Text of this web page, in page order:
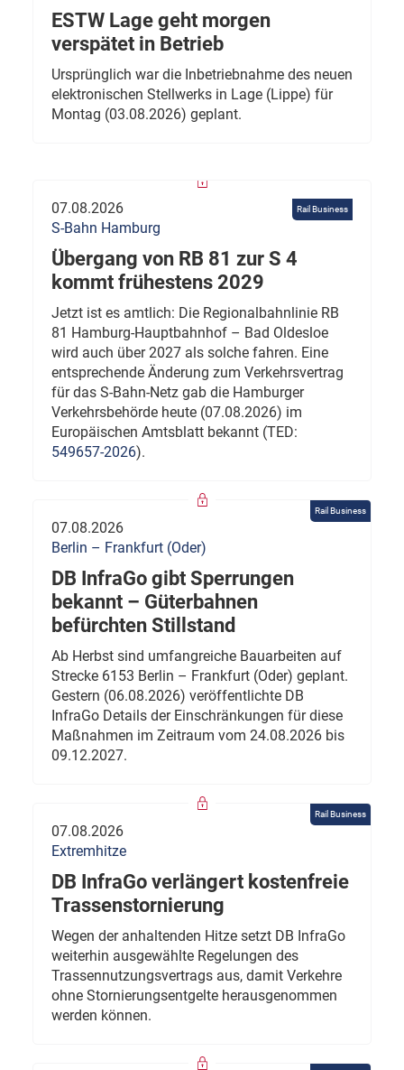
ESTW Lage geht morgen
verspätet in Betrieb
Ursprünglich war die Inbetriebnahme des neuen
elektronischen Stellwerks in Lage (Lippe) für
Montag (03.08.2026) geplant.
Rail Business
07.08.2026
S-Bahn Hamburg
Übergang von RB 81 zur S 4
kommt frühestens 2029
Jetzt ist es amtlich: Die Regionalbahnlinie RB
81 Hamburg-Hauptbahnhof – Bad Oldesloe
wird auch über 2027 als solche fahren. Eine
entsprechende Änderung zum Verkehrsvertrag
für das S-Bahn-Netz gab die Hamburger
Verkehrsbehörde heute (07.08.2026) im
Europäischen Amtsblatt bekannt (TED:
549657-2026).
Rail Business
07.08.2026
Berlin – Frankfurt (Oder)
DB InfraGo gibt Sperrungen
bekannt – Güterbahnen
befürchten Stillstand
Ab Herbst sind umfangreiche Bauarbeiten auf
Strecke 6153 Berlin – Frankfurt (Oder) geplant.
Gestern (06.08.2026) veröffentlichte DB
InfraGo Details der Einschränkungen für diese
Maßnahmen im Zeitraum vom 24.08.2026 bis
09.12.2027.
Rail Business
07.08.2026
Extremhitze
DB InfraGo verlängert kostenfreie
Trassenstornierung
Wegen der anhaltenden Hitze setzt DB InfraGo
weiterhin ausgewählte Regelungen des
Trassennutzungsvertrags aus, damit Verkehre
ohne Stornierungsentgelte herausgenommen
werden können.